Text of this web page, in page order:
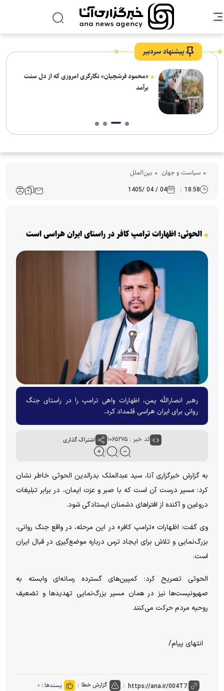
پیشنهاد سردبیر
«محمود فرشچیان» نگارگری امروزی که از دل سنت
برآمد
سیاست و جهان بین‌الملل
18:58
04 / 04 /1405
الحوثی: اظهارات ترامپ کافر در راستای ایران هراسی است
رهبر انصارالله یمن، اظهارات واهی ترامپ را در راستای جنگ
روانی برای ایران هراسی قلمداد کرد.
کد خبر : ۱۰۶۵۲۷۵ اشتراک گذاری
به گزارش خبرگزاری آنا، سید عبدالملک بدرالدین الحوثی خاطر نشان
کرد: مسیر درست آن است که با صبر و عزت ایمان، در برابر تبلیغات
دروغین و آکنده از افتراهای دشمنان ایستادگی شود.
وی گفت: اظهارات «ترامپ کافر» در این مرحله، در واقع جنگ روانی،
بزرگ‌نمایی و تلاش برای ایجاد ترس درباره موضع‌گیری در قبال ایران
است.
الحوثی تصریح کرد: کمپین‌های گسترده رسانه‌ای وابسته به
صهیونیست‌ها نیز در همان مسیر بزرگ‌نمایی تهدیدها و تضعیف
روحیه مردم حرکت می‌کنند
انتهای پیام/
گزارش خطا پسندها : ۰